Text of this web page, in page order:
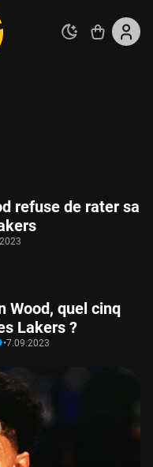
refuse de rater sa
Wood, quel cinq
Lakers ?
•7.09.2023